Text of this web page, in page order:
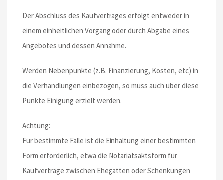
Der Abschluss des Kaufvertrages erfolgt entweder in
einem einheitlichen Vorgang oder durch Abgabe eines
Angebotes und dessen Annahme.
Werden Nebenpunkte (z.B. Finanzierung, Kosten, etc) in
die Verhandlungen einbezogen, so muss auch über diese
Punkte Einigung erzielt werden.
Achtung:
Für bestimmte Fälle ist die Einhaltung einer bestimmten
Form erforderlich, etwa die Notariatsaktsform für
Kaufverträge zwischen Ehegatten oder Schenkungen